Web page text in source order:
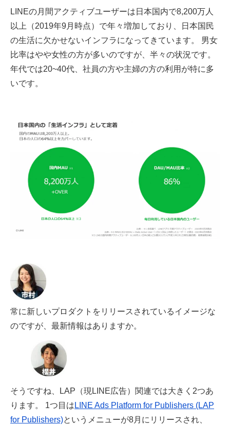
LINEの月間アクティブユーザーは日本国内で8,200万人
以上（2019年9月時点）で年々増加しており、日本国民
の生活に欠かせないインフラになってきています。 男女
比率はやや女性の方が多いのですが、半々の状況です。
年代では20~40代、社員の方や主婦の方の利用が特に多
いです。
常に新しいプロダクトをリリースされているイメージな
のですが、最新情報はありますか。
そうですね、LAP（現LINE広告）関連では大きく2つあ
ります。 1つ目は LINE Ads Platform for Publishers (LAP
for Publishers)というメニューが8月にリリースされ、